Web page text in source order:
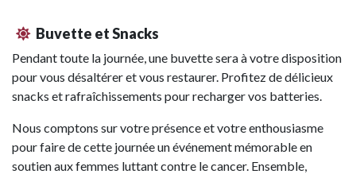
Buvette et Snacks
Pendant toute la journée, une buvette sera à votre disposition
pour vous désaltérer et vous restaurer. Profitez de délicieux
snacks et rafraîchissements pour recharger vos batteries.
Nous comptons sur votre présence et votre enthousiasme
pour faire de cette journée un événement mémorable en
soutien aux femmes luttant contre le cancer. Ensemble,